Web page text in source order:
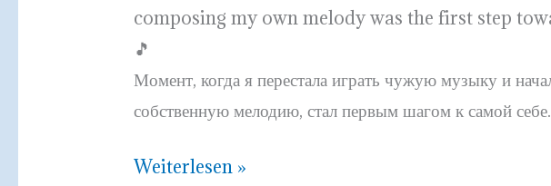
composing my own melody was the first step
🎵
Момент, когда я перестала играть чужую музыку и
собственную мелодию, стал первым шагом к самой себе.
Klang
Weiterlesen »